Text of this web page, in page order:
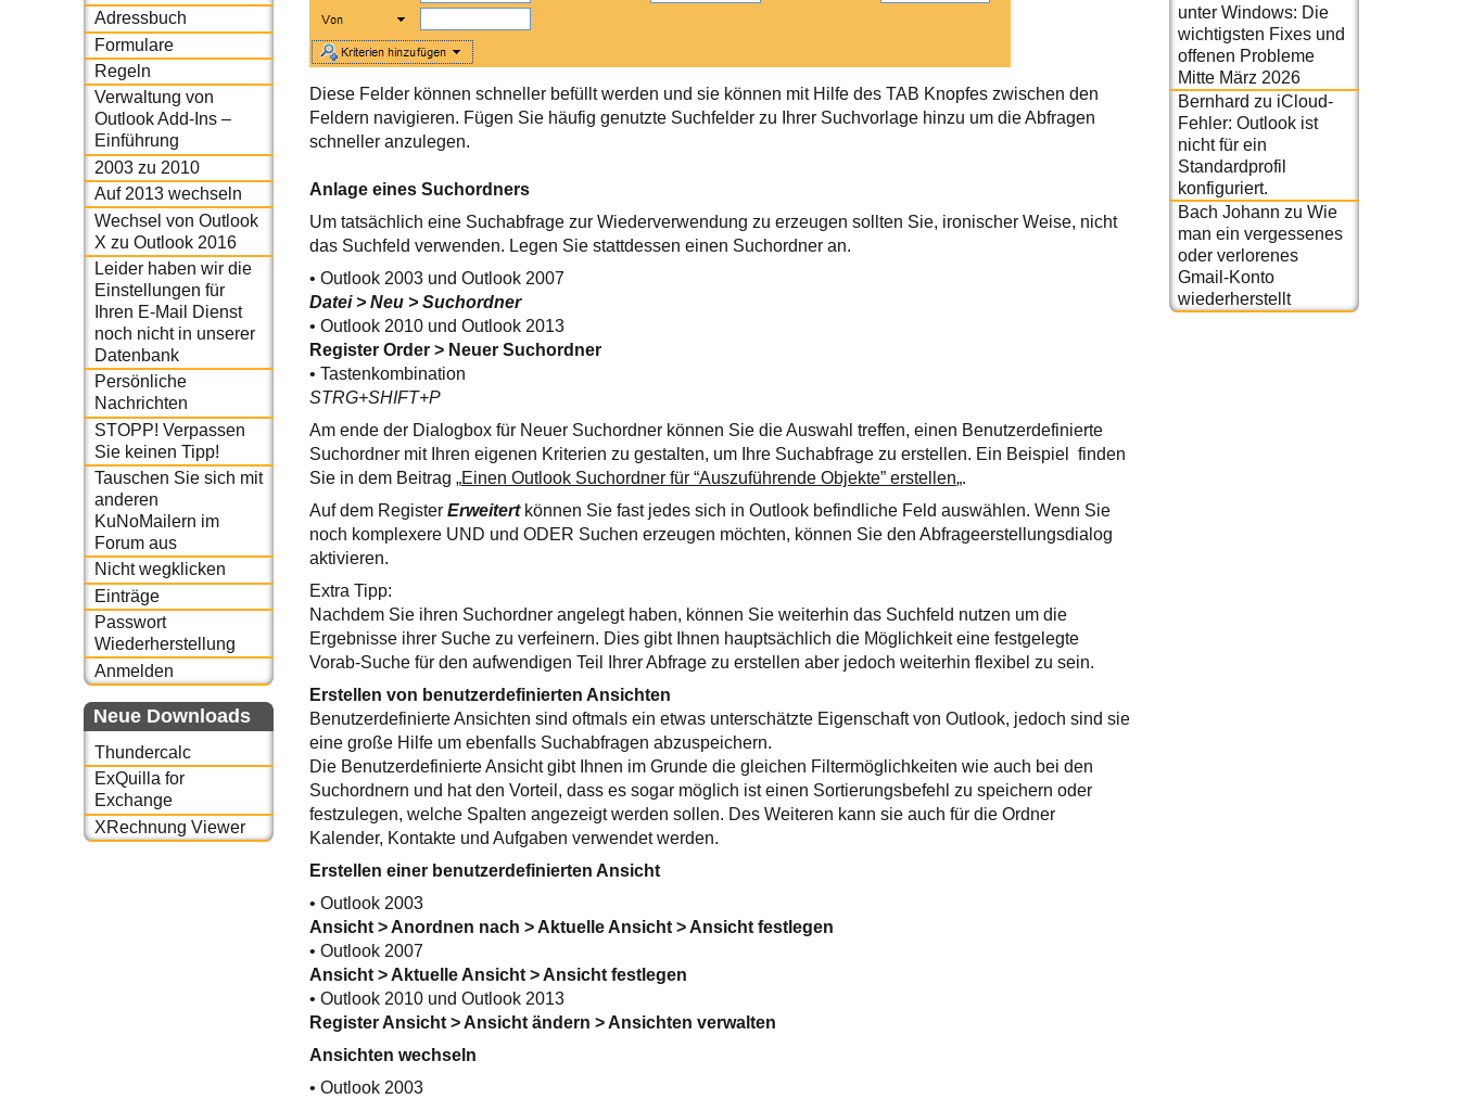
Adressbuch
Formulare
Regeln
Verwaltung von
Outlook Add-Ins –
Einführung
2003 zu 2010
Auf 2013 wechseln
Wechsel von Outlook
X zu Outlook 2016
Leider haben wir die
Einstellungen für
Ihren E-Mail Dienst
noch nicht in unserer
Datenbank
Persönliche
Nachrichten
STOPP! Verpassen
Sie keinen Tipp!
Tauschen Sie sich mit
anderen
KuNoMailern im
Forum aus
Nicht wegklicken
Einträge
Passwort
Wiederherstellung
Anmelden
Neue Downloads
Thundercalc
ExQuilla for
Exchange
XRechnung Viewer
Diese Felder können schneller befüllt werden und sie können mit Hilfe des TAB Knopfes zwischen den
Feldern navigieren. Fügen Sie häufig genutzte Suchfelder zu Ihrer Suchvorlage hinzu um die Abfragen
schneller anzulegen.
Anlage eines Suchordners
Um tatsächlich eine Suchabfrage zur Wiederverwendung zu erzeugen sollten Sie, ironischer Weise, nicht
das Suchfeld verwenden. Legen Sie stattdessen einen Suchordner an.
• Outlook 2003 und Outlook 2007
Datei > Neu > Suchordner
• Outlook 2010 und Outlook 2013
Register Order > Neuer Suchordner
• Tastenkombination
STRG+SHIFT+P
Am ende der Dialogbox für Neuer Suchordner können Sie die Auswahl treffen, einen Benutzerdefinierte
Suchordner mit Ihren eigenen Kriterien zu gestalten, um Ihre Suchabfrage zu erstellen. Ein Beispiel finden
Sie in dem Beitrag „Einen Outlook Suchordner für “Auszuführende Objekte” erstellen„.
Auf dem RegisterErweitert können Sie fast jedes sich in Outlook befindliche Feld auswählen. Wenn Sie
noch komplexere UND und ODER Suchen erzeugen möchten, können Sie den Abfrageerstellungsdialog
aktivieren.
Extra Tipp:
Nachdem Sie ihren Suchordner angelegt haben, können Sie weiterhin das Suchfeld nutzen um die
Ergebnisse ihrer Suche zu verfeinern. Dies gibt Ihnen hauptsächlich die Möglichkeit eine festgelegte
Vorab-Suche für den aufwendigen Teil Ihrer Abfrage zu erstellen aber jedoch weiterhin flexibel zu sein.
Erstellen von benutzerdefinierten Ansichten
Benutzerdefinierte Ansichten sind oftmals ein etwas unterschätzte Eigenschaft von Outlook, jedoch sind sie
eine große Hilfe um ebenfalls Suchabfragen abzuspeichern.
Die Benutzerdefinierte Ansicht gibt Ihnen im Grunde die gleichen Filtermöglichkeiten wie auch bei den
Suchordnern und hat den Vorteil, dass es sogar möglich ist einen Sortierungsbefehl zu speichern oder
festzulegen, welche Spalten angezeigt werden sollen. Des Weiteren kann sie auch für die Ordner
Kalender, Kontakte und Aufgaben verwendet werden.
Erstellen einer benutzerdefinierten Ansicht
• Outlook 2003
Ansicht > Anordnen nach > Aktuelle Ansicht > Ansicht festlegen
• Outlook 2007
Ansicht > Aktuelle Ansicht > Ansicht festlegen
• Outlook 2010 und Outlook 2013
Register Ansicht > Ansicht ändern > Ansichten verwalten
Ansichten wechseln
• Outlook 2003
unter Windows: Die
wichtigsten Fixes und
offenen Probleme
Mitte März 2026
Bernhard zu iCloud-
Fehler: Outlook ist
nicht für ein
Standardprofil
konfiguriert.
Bach Johann zu Wie
man ein vergessenes
oder verlorenes
Gmail-Konto
wiederherstellt